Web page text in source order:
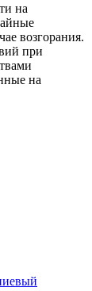
на
возгорания.
при
на